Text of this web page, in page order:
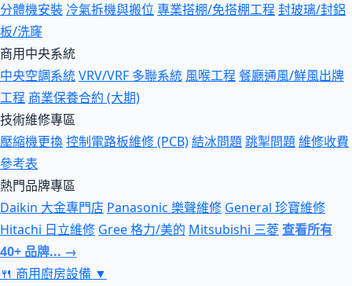
分體機安裝 冷氣拆機與搬位 專業搭棚/免搭棚工程 封玻璃/封鋁
板/洗窿
商用中央系統
中央空調系統VRV/VRF 多聯系統 風喉工程 餐廳通風/鮮風出牌
工程 商業保養合約 (大期)
技術維修專區
壓縮機更換控制電路板維修 (PCB)結冰問題跳掣問題維修收費
參考表
熱門品牌專區
Daikin 大金專門店 Panasonic 樂聲維修 General 珍寶維修
Hitachi 日立維修 Gree 格力/美的 Mitsubishi 三菱查看所有
40+ 品牌... →
🍴 商用廚房設備 ▼